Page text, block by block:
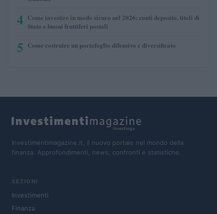
4 Come investire in modo sicuro nel 2026: conti deposito, titoli di
Stato e buoni fruttiferi postali
5 Come costruire un portafoglio difensivo e diversificato
Investimentimagazine.it, il nuovo portale nel mondo della
finanza. Approfondimenti, news, confronti e statistiche.
SEZIONI
Investimenti
Finanza